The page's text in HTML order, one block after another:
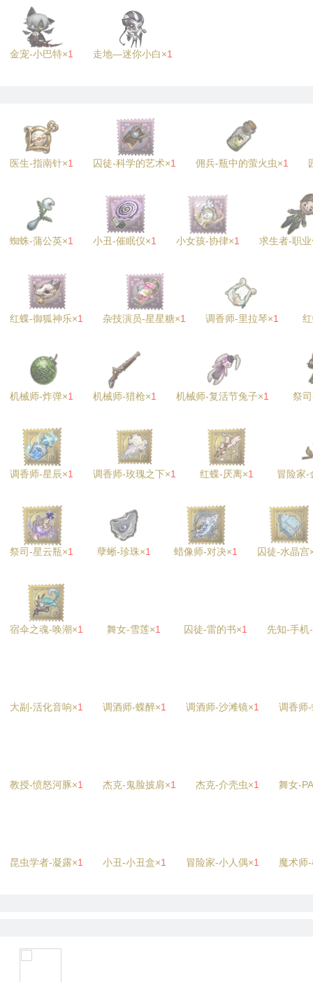
金宠-小巴特×1 走地—迷你小白×1
医生-指南针×1 囚徒-科学的艺术×1 佣兵-瓶中的萤火虫×1
蜘蛛-蒲公英×1 小丑-催眠仪×1 小女孩-协律×1 求生者-职
红蝶-御狐神乐×1 杂技演员-星星糖×1 调香师-里拉琴×1
机械师-炸弹×1 机械师-猎枪×1 机械师-复活节兔子×1 祭
调香师-星辰×1 调香师-玫瑰之下×1 红蝶-厌离×1 冒险家-
祭司-星云瓶×1 孽蜥-珍珠×1 蜡像师-对决×1 囚徒-水晶宫
宿伞之魂-唤潮×1 舞女-雪莲×1 囚徒-雷的书×1 先知-手机
大副-活化音响×1 调酒师-蝶醉×1 调酒师-沙滩镜×1 调香师
教授-愤怒河豚×1 杰克-鬼脸披肩×1 杰克-介壳虫×1 舞女-
昆虫学者-凝露×1 小丑-小丑盒×1 冒险家-小人偶×1 魔术师